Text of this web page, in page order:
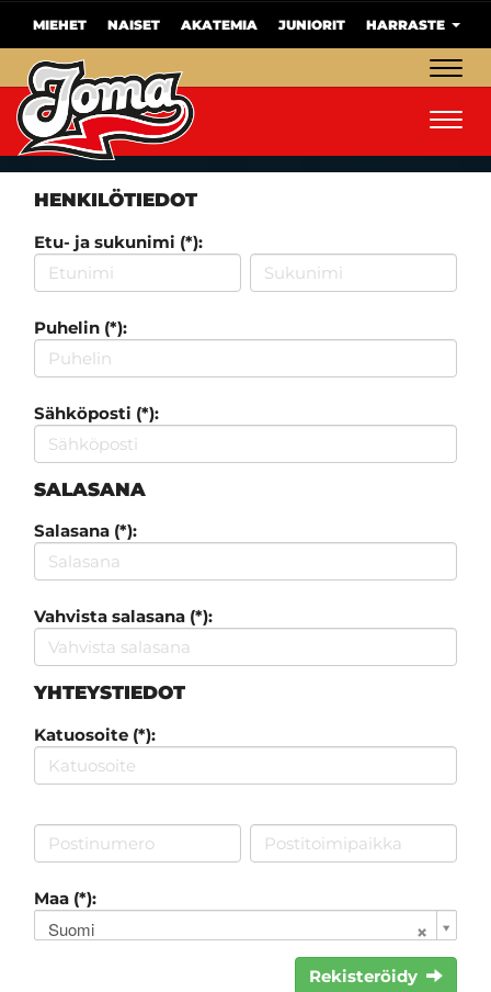
MIEHET NAISET AKATEMIA JUNIORIT HARRASTE
HENKILÖTIEDOT
Etu- ja sukunimi (*):
Puhelin (*):
Sähköposti (*):
SALASANA
Salasana (*):
Vahvista salasana (*):
YHTEYSTIEDOT
Katuosoite (*):
Maa (*):
Suomi
Rekisteröidy